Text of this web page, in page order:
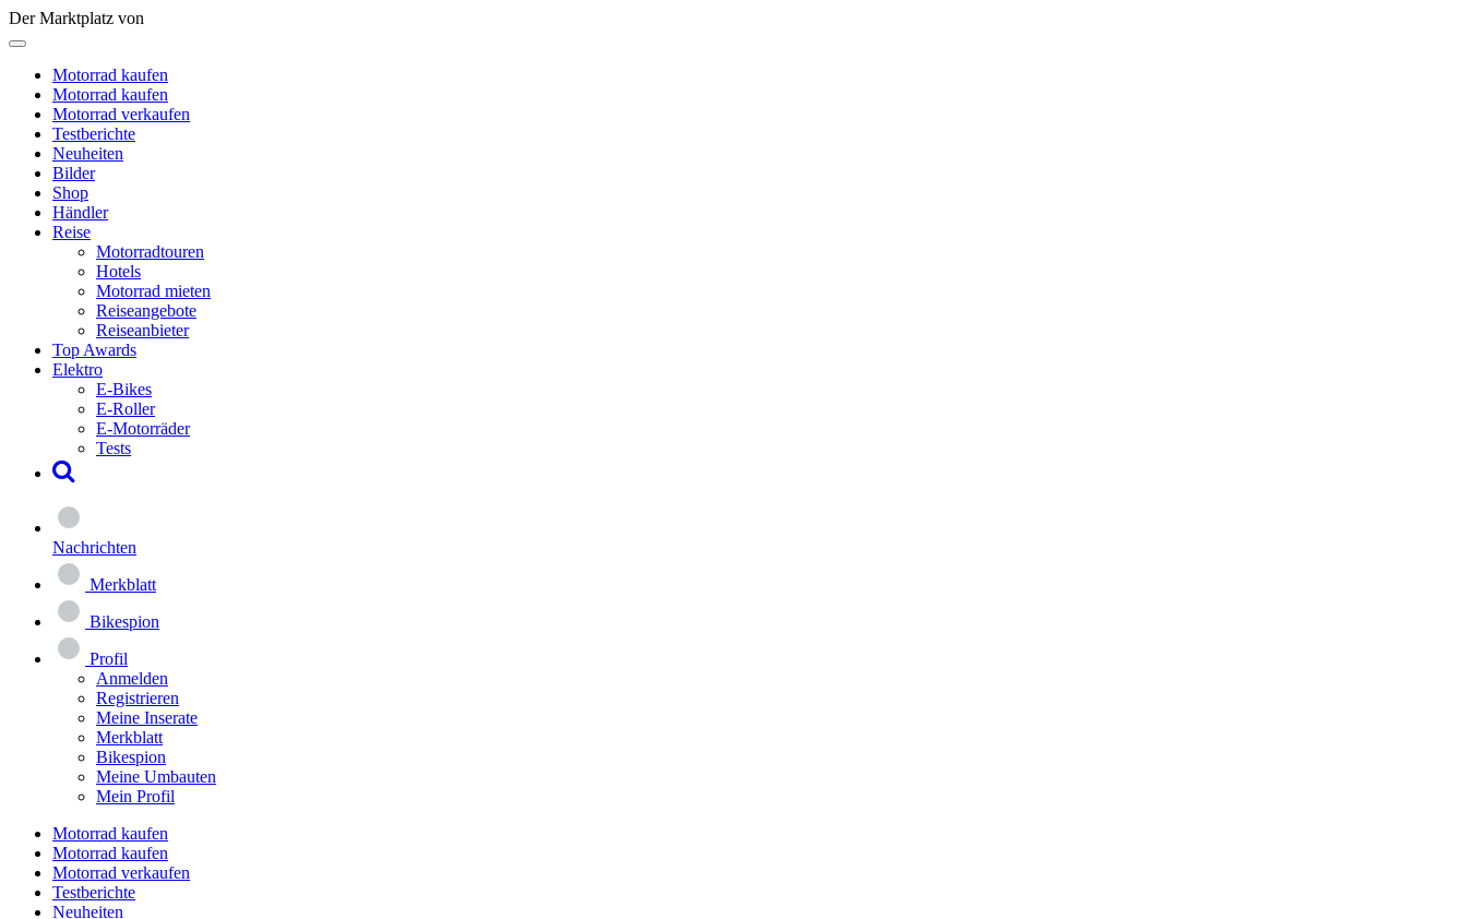
Der Marktplatz von
Motorrad kaufen
Motorrad kaufen
Motorrad verkaufen
Testberichte
Neuheiten
Bilder
Shop
Händler
Reise
Motorradtouren
Hotels
Motorrad mieten
Reiseangebote
Reiseanbieter
Top Awards
Elektro
E-Bikes
E-Roller
E-Motorräder
Tests
Nachrichten
Merkblatt
Bikespion
Profil
Anmelden
Registrieren
Meine Inserate
Merkblatt
Bikespion
Meine Umbauten
Mein Profil
Motorrad kaufen
Motorrad kaufen
Motorrad verkaufen
Testberichte
Neuheiten